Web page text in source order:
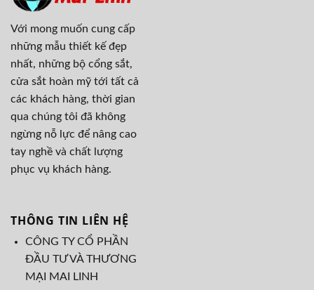
Với mong muốn cung cấp
những mẫu thiết kế đẹp
nhất, những bộ cổng sắt,
cửa sắt hoàn mỹ tới tất cả
các khách hàng, thời gian
qua chúng tôi đã không
ngừng nỗ lực để nâng cao
tay nghề và chất lượng
phục vụ khách hàng.
THÔNG TIN LIÊN HỆ
CÔNG TY CỔ PHẦN
ĐẦU TƯ VÀ THƯƠNG
MẠI MAI LINH